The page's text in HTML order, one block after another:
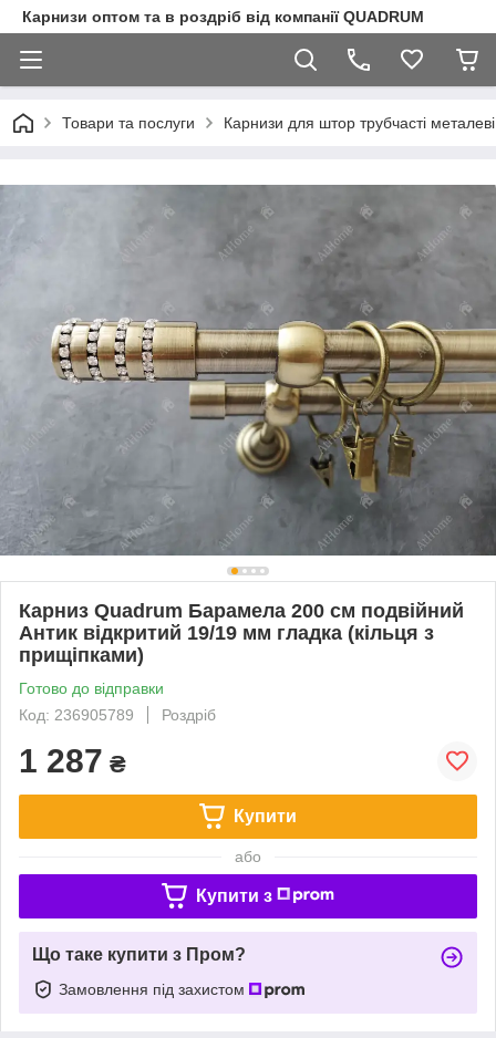
Карнизи оптом та в роздріб від компанії QUADRUM
Товари та послуги Карнизи для штор трубчасті металеві
Карниз Quadrum Барамела 200 см подвійний
Антик відкритий 19/19 мм гладка (кільця з
прищіпками)
Готово до відправки
Код: 236905789
Роздріб
1 287 ₴
Купити
або
Купити з
Що таке купити з Пром?
Замовлення під захистом